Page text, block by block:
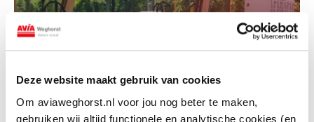
Deze website maakt gebruik van cookies
Om aviaweghorst.nl voor jou nog beter te maken,
gebruiken wij altijd functionele en analytische cookies (en
AVIA VOLT HOOGEZAND